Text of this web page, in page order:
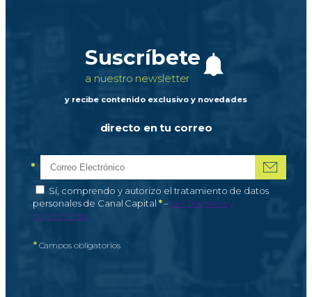
Suscríbete
a nuestro newsletter
y recibe contenido exclusivo y novedades
directo en tu correo
Correo electrónico
*Campo obligatorio
Autorización de tratamiento de datos personales
Sí, comprendo y autorizo el tratamiento de datos
personales de Canal Capital *–Campo obligatorio
Ver Términos y
condiciones
*Campos obligatorios